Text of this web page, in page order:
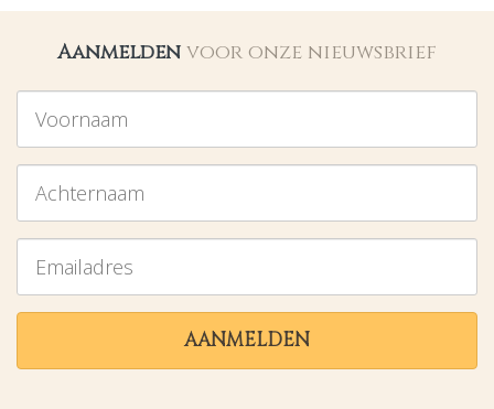
Aanmelden voor onze nieuwsbrief
AANMELDEN